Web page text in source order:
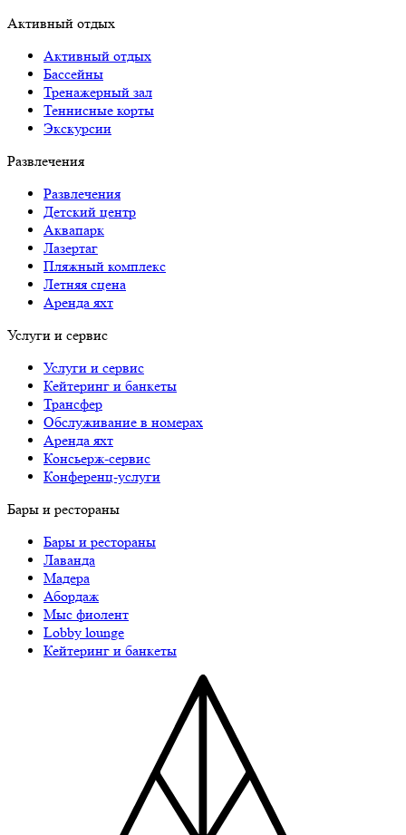
Активный отдых
Активный отдых
Бассейны
Тренажерный зал
Теннисные корты
Экскурсии
Развлечения
Развлечения
Детский центр
Аквапарк
Лазертаг
Пляжный комплекс
Летняя сцена
Аренда яхт
Услуги и сервис
Услуги и сервис
Кейтеринг и банкеты
Трансфер
Обслуживание в номерах
Аренда яхт
Консьерж-сервис
Конференц-услуги
Бары и рестораны
Бары и рестораны
Лаванда
Мадера
Абордаж
Мыс фиолент
Lobby lounge
Кейтеринг и банкеты